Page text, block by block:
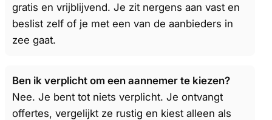
gratis en vrijblijvend. Je zit nergens aan vast en
beslist zelf of je met een van de aanbieders in
zee gaat.
Ben ik verplicht om een aannemer te kiezen?
Nee. Je bent tot niets verplicht. Je ontvangt
offertes, vergelijkt ze rustig en kiest alleen als